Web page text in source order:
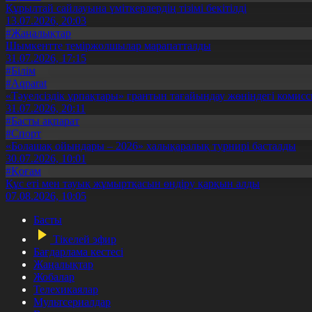
Құрылтай сайлауына үміткерлердің тізімі бекітілді
13.07.2026, 20:03
#Жаңалықтар
Шымкентте теміржолшылар марапатталды
31.07.2026, 17:15
#Білім
#Aqparat
«Тәуелсіздік ұрпақтары» грантын тағайындау жөніндегі
31.07.2026, 20:11
#Басты ақпарат
#Спорт
«Болашақ ойындары – 2026» халықаралық турнирі басталды
30.07.2026, 10:01
#Қоғам
Құс еті мен тауық жұмыртқасын өндіру қарқын алды
07.08.2026, 10:05
Басты
Тікелей эфир
Бағдарлама кестесі
Жаңалықтар
Жобалар
Телехикаялар
Мультсериалдар